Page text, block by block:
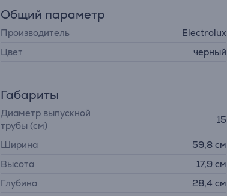
Общий параметр
Производитель
Electrolux
Цвет
черный
Габариты
Диаметр выпускной
трубы (см)
15
Ширина
59,8 см
Высота
17,9 см
Глубина
28,4 см